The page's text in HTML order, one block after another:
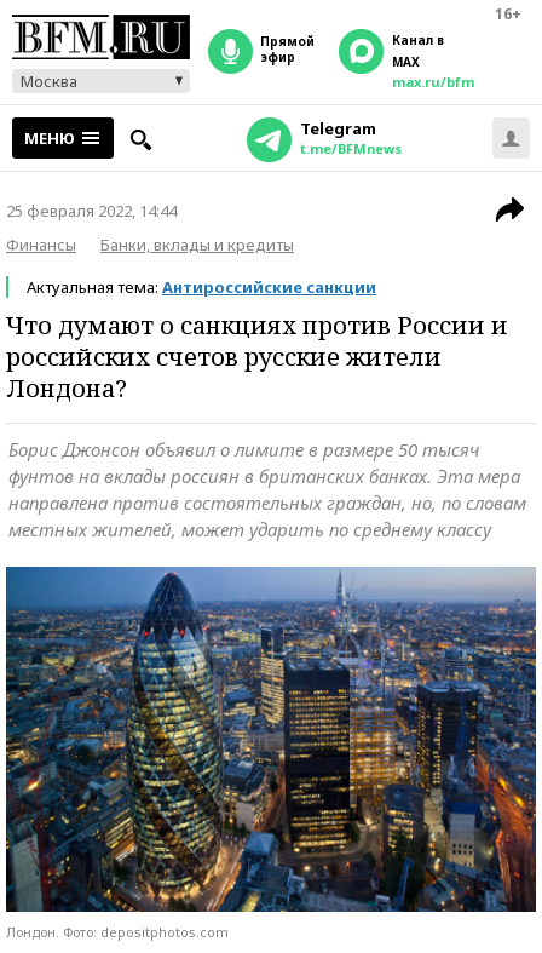
16+
Москва
прямой
эфир
Канал в
MAX
max.ru/bfm
МЕНЮ Telegram
t.me/BFMnews
25 февраля 2022, 14:44
Финансы
Банки, вклады и кредиты
Актуальная тема: Антироссийские санкции
Что думают о санкциях против России и
российских счетов русские жители
Лондона?
Борис Джонсон объявил о лимите в размере 50 тысяч
фунтов на вклады россиян в британских банках. Эта мера
направлена против состоятельных граждан, но, по словам
местных жителей, может ударить по среднему классу
Лондон. Фото: depositphotos.com